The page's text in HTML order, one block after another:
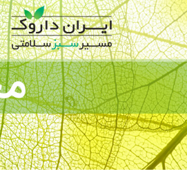
رفتن به محتوای اصلی